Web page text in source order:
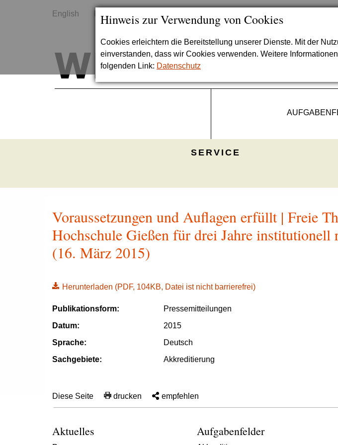
Hinweis zur Verwendung von Cookies
Cookies erleichtern die Bereitstellung unserer Dienste. Mit der
einverstanden, dass wir Cookies verwenden. Weitere
folgenden Link: Datenschutz
English
SERVICE
Voraussetzungen und Auflagen erfüllt | Freie
Hochschule Gießen für drei Jahre institutionell
(16. März 2015)
Herunterladen (PDF, 104KB, Datei ist nicht barrierefrei)
Publikationsform:
Pressemitteilungen
Datum:
2015
Sprache:
Deutsch
Sachgebiete:
Akkreditierung
Diese Seite drucken empfehlen
Aktuelles Aufgabenfelder